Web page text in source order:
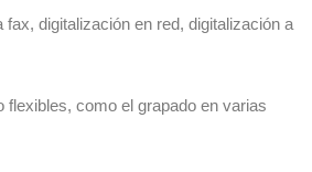
digitalización en red, digitalización a
como el grapado en varias